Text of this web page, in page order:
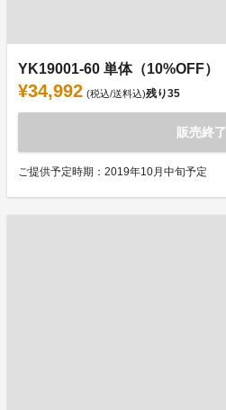
YK19001-60 単体（10%OFF）
¥34,992 (税込/送料込)残り35
販売終了
ご提供予定時期：2019年10月中旬予定